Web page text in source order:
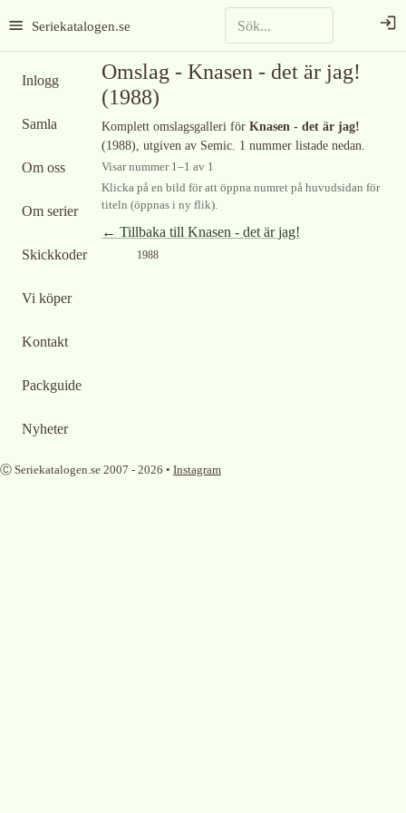
Seriekatalogen.se
Inlogg
Samla
Om oss
Om serier
Skickkoder
Vi köper
Kontakt
Packguide
Nyheter
Omslag - Knasen - det är jag!
(1988)
Komplett omslagsgalleri för Knasen - det är jag!
(1988), utgiven av Semic. 1 nummer listade nedan.
Visar nummer 1–1 av 1
Klicka på en bild för att öppna numret på huvudsidan för
titeln (öppnas i ny flik).
← Tillbaka till Knasen - det är jag!
1988
Ⓒ Seriekatalogen.se 2007 - 2026 • Instagram